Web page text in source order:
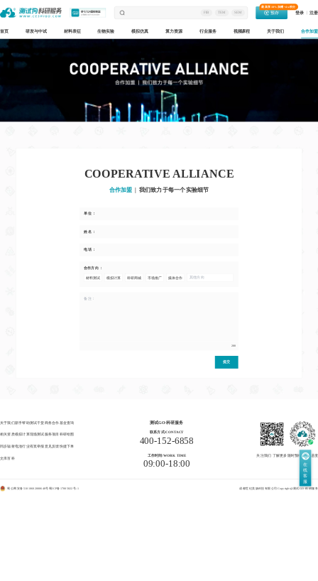
FIB TEM SEM
最高享18%加赠+4w积分
预存 登录 注册
首页 研发与中试 材料表征 生物实验 模拟仿真 算力资源 行业服务 视频课程 关于我们 合作加盟
COOPERATIVE ALLIANCE
合作加盟 我们致力于每一个实验细节
单位 ：
姓名 ：
电话 ：
合作方向 ：
材料测试 模拟计算 科研商城 市场推广 媒体合作
200
提交
关于我们新手帮助测试干货商务合作基金查询
相关资质模拟计算现场测试服务项目 科研绘图
同步辐射电池行业有奖举报 意见反馈快捷下单
文库百科
测试GO·科研服务
联系方式/CONTACT
400-152-6858
工作时间/WORK TIME
09:00-18:00
关注我们 了解更多随时预约 掌握进度
蜀公网安备51010602000648号蜀ICP备17005822号-1 成都世纪美扬科技有限公司Copyright@测试GO·科研服务
在
线
客
服